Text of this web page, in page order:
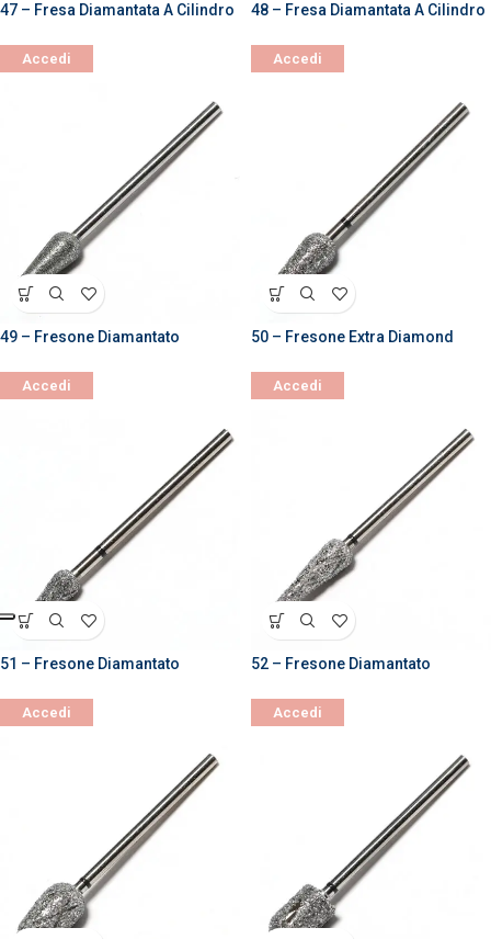
47 – Fresa Diamantata A Cilindro
Accedi
48 – Fresa Diamantata A Cilindro
Accedi
49 – Fresone Diamantato
Accedi
50 – Fresone Extra Diamond
Accedi
51 – Fresone Diamantato
Accedi
52 – Fresone Diamantato
Accedi